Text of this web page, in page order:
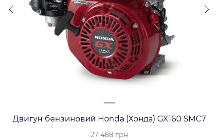
Двигун бензиновий Honda (Хонда) GX160 SMC7
27 488 грн